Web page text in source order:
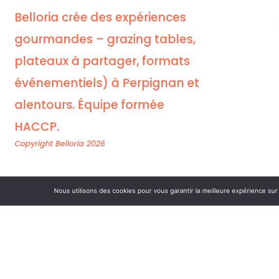
Belloria crée des expériences
gourmandes – grazing tables,
plateaux à partager, formats
événementiels) à Perpignan et
alentours. Équipe formée
HACCP.
Copyright Belloria 2026
Nous utilisons des cookies pour vous garantir la meilleure expérience